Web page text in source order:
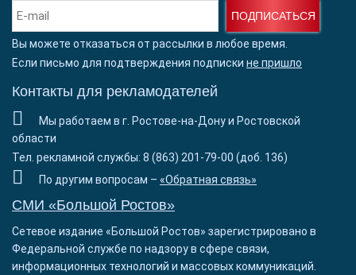
ПОДПИСАТЬСЯ
Вы можете отказаться от рассылки в любое время.
Если письмо для подтверждения подписки не пришло
Контакты для рекламодателей
Мы работаем в г. Ростове-на-Дону и Ростовской
области
Тел. рекламной службы: 8 (863) 201-79-00 (доб. 136)
По другим вопросам – «Обратная связь»
СМИ «Большой Ростов»
Сетевое издание «Большой Ростов» зарегистрировано в
Федеральной службе по надзору в сфере связи,
информационных технологий и массовых коммуникаций.